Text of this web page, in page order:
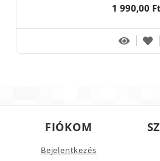
1 990,00 Ft
FIÓKOM
Bejelentkezés